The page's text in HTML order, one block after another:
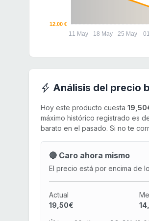
12.00 €
11 May 18 May 25 May
Análisis del precio
Hoy este producto cuesta
máximo histórico registrado es
barato en el pasado. Si no te
🔴 Caro ahora mismo
El precio está por encima de
Actual
19,50€